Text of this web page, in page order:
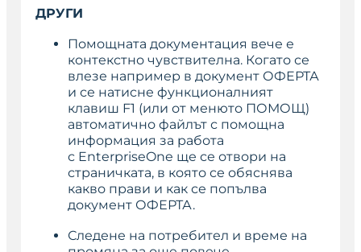
ДРУГИ
Помощната документация вече е
контекстно чувствителна. Когато се
влезе например в документ ОФЕРТА
и се натисне функционалният
клавиш F1 (или от менюто ПОМОЩ)
автоматично файлът с помощна
информация за работа
с EnterpriseOne ще се отвори на
страничката, в която се обяснява
какво прави и как се попълва
документ ОФЕРТА.
Следене на потребител и време на